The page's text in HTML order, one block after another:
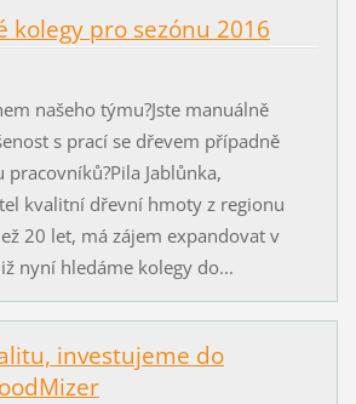
kolegy pro sezónu 2016
našeho týmu?Jste manuálně
s prací se dřevem případně
Jablůnka,
kvalitní dřevní hmoty z regionu
20 let, má zájem expandovat v
nyní hledáme kolegy do...
investujeme do